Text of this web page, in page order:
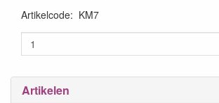
Artikelcode: KM7
Artikelen